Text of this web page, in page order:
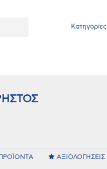
Κατηγορίες
ΠΡΟΪΟΝΤΑ ΑΞΙΟΛΟΓΗΣΕΙΣ